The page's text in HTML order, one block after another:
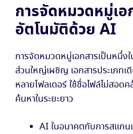
การจัดหมวดหมู่เอ
อัตโนมัติด้วย AI
การจัดหมวดหมู่เอกสารเป็นหนึ่
ส่วนใหญ่เผชิญ เอกสารประเภทเ
หลายโฟลเดอร์ ใช้ชื่อไฟล์ไม่สอด
ค้นหาในระยะยาว
AI ในอนาคตกับการสแกน